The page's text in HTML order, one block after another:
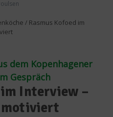
/ Rasmus Kofoed im
dem Kopenhagener
Gespräch
Interview –
motiviert